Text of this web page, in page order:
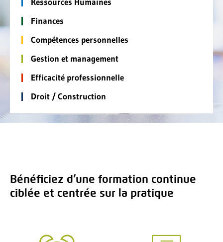
Finances
Compétences personnelles
Gestion et management
Efficacité professionnelle
Droit / Construction
Bénéficiez d’une formation continue
ciblée et centrée sur la pratique